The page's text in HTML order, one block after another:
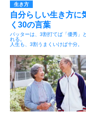
生き方
自分らしい生き方に
く30の言葉
バッターは、3割打てば「優秀」
れる。
人生も、3割うまくいけば十分。